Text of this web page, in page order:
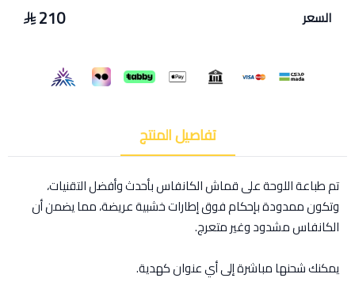
السعر 210
تفاصيل المنتج
تم طباعة اللوحة على قماش الكانفاس بأحدث وأفضل التقنيات،
وتكون ممدودة بإحكام فوق إطارات خشبية عريضة، مما يضمن أن
الكانفاس مشدود وغير متعرج.
يمكنك شحنها مباشرة إلى أي عنوان كهدية.